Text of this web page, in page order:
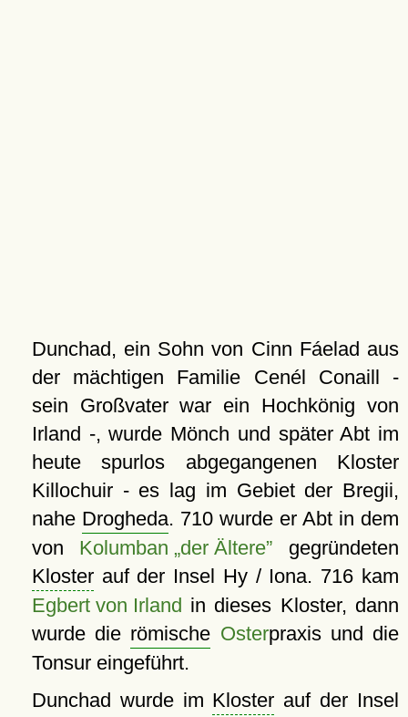
Dunchad, ein Sohn von Cinn Fáelad aus
der mächtigen Familie Cenél Conaill -
sein Großvater war ein Hochkönig von
Irland -, wurde Mönch und später Abt im
heute spurlos abgegangenen Kloster
Killochuir - es lag im Gebiet der Bregii,
nahe Drogheda. 710 wurde er Abt in dem
von Kolumban der Ältere
gegründeten
Klosterauf der Insel Hy / Iona. 716 kam
Egbert von Irland in dieses Kloster, dann
wurde die römische Osterpraxis und die
Tonsur eingeführt.
Dunchad wurde im Kloster auf der Insel